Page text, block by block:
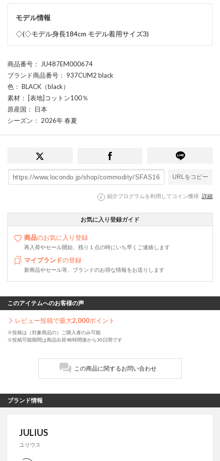
モデル情報
◇(◇モデル身長184cm モデル着用サイズ3)
商品番号 ： JU487EM000674
ブランド商品番号 ： 937CUM2 black
色 ： BLACK（black）
素材 ： [表地]コットン100％
原産国 ： 日本
シーズン ： 2026年 春夏
URLをコピー
紹介プログラムを利用してコイン獲得 詳細
お気に入り登録ガイド
商品のお気に入り登録
再入荷やセール開始、残り１点の時にいち早くご連絡します
マイブランドの登録
新商品やセール等、ブランドのお得な情報をお送りします
このアイテムへのお客様の声
レビュー投稿で最大2,000ポイント
※投稿は（対象商品の）ご購入者のみ可能
※投稿可能期間は商品出荷48時間後から30日間です
この商品に関するお問い合わせ
ブランド情報
JULIUS
ユリウス